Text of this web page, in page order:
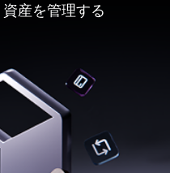
産を管理する